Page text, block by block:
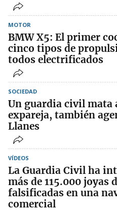
MOTOR
BMW X5: El primer
cinco tipos de
todos electrificados
SOCIEDAD
Un guardia civil mata
expareja, también
Llanes
VÍDEOS
La Guardia Civil ha
más de 115.000 joyas
falsificadas en una
comercial